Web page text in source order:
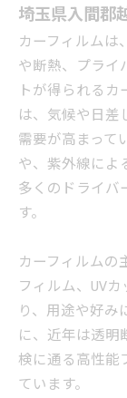
埼玉県入間郡
カーフィルムは
や断熱、プライ
トが得られる
は、気候や日差
需要が高まって
や、紫外線によ
多くのドライバ
す。
カーフィルムの
フィルム、UV
り、用途や好み
に、近年は透明
検に通る高性能
ています。